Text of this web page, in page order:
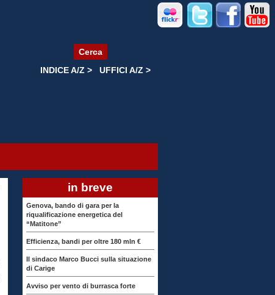
Cerca
INDICE A/Z >
UFFICI A/Z >
in breve
Genova, bando di gara per la
riqualificazione energetica del
“Matitone”
Efficienza, bandi per oltre 180 mln €
Il sindaco Marco Bucci sulla situazione
di Carige
Avviso per vento di burrasca forte